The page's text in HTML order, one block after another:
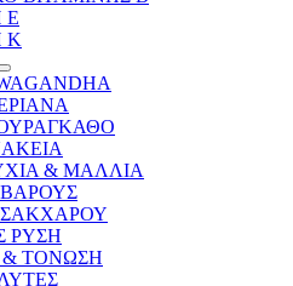
Ε
Κ
& ΜΑΛΛΙΑ
ΡΥΣΗ
& ΤΟΝΩΣΗ